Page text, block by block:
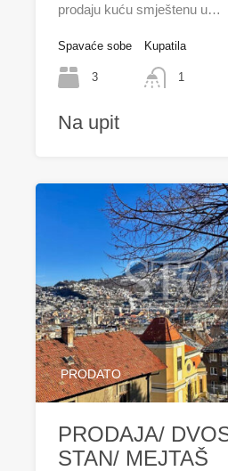
prodaju kuću smještenu u…
Spavaće sobe
3
Kupatila
1
Na upit
PRODATO
PRODAJA/
STAN/ MEJTAŠ